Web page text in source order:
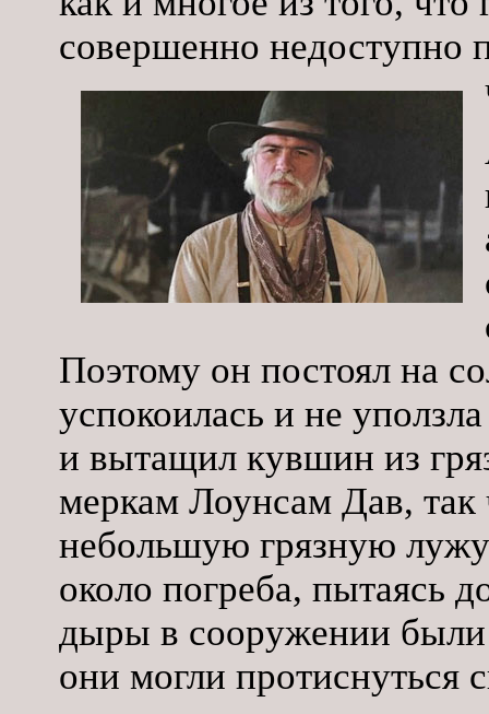
совершенно недоступно
Поэтому он постоял на
успокоилась и не
и вытащил кувшин из
меркам Лоунсам Дав, так
небольшую грязную
около погреба, пытаясь
дыры в сооружении были
они могли протиснуться